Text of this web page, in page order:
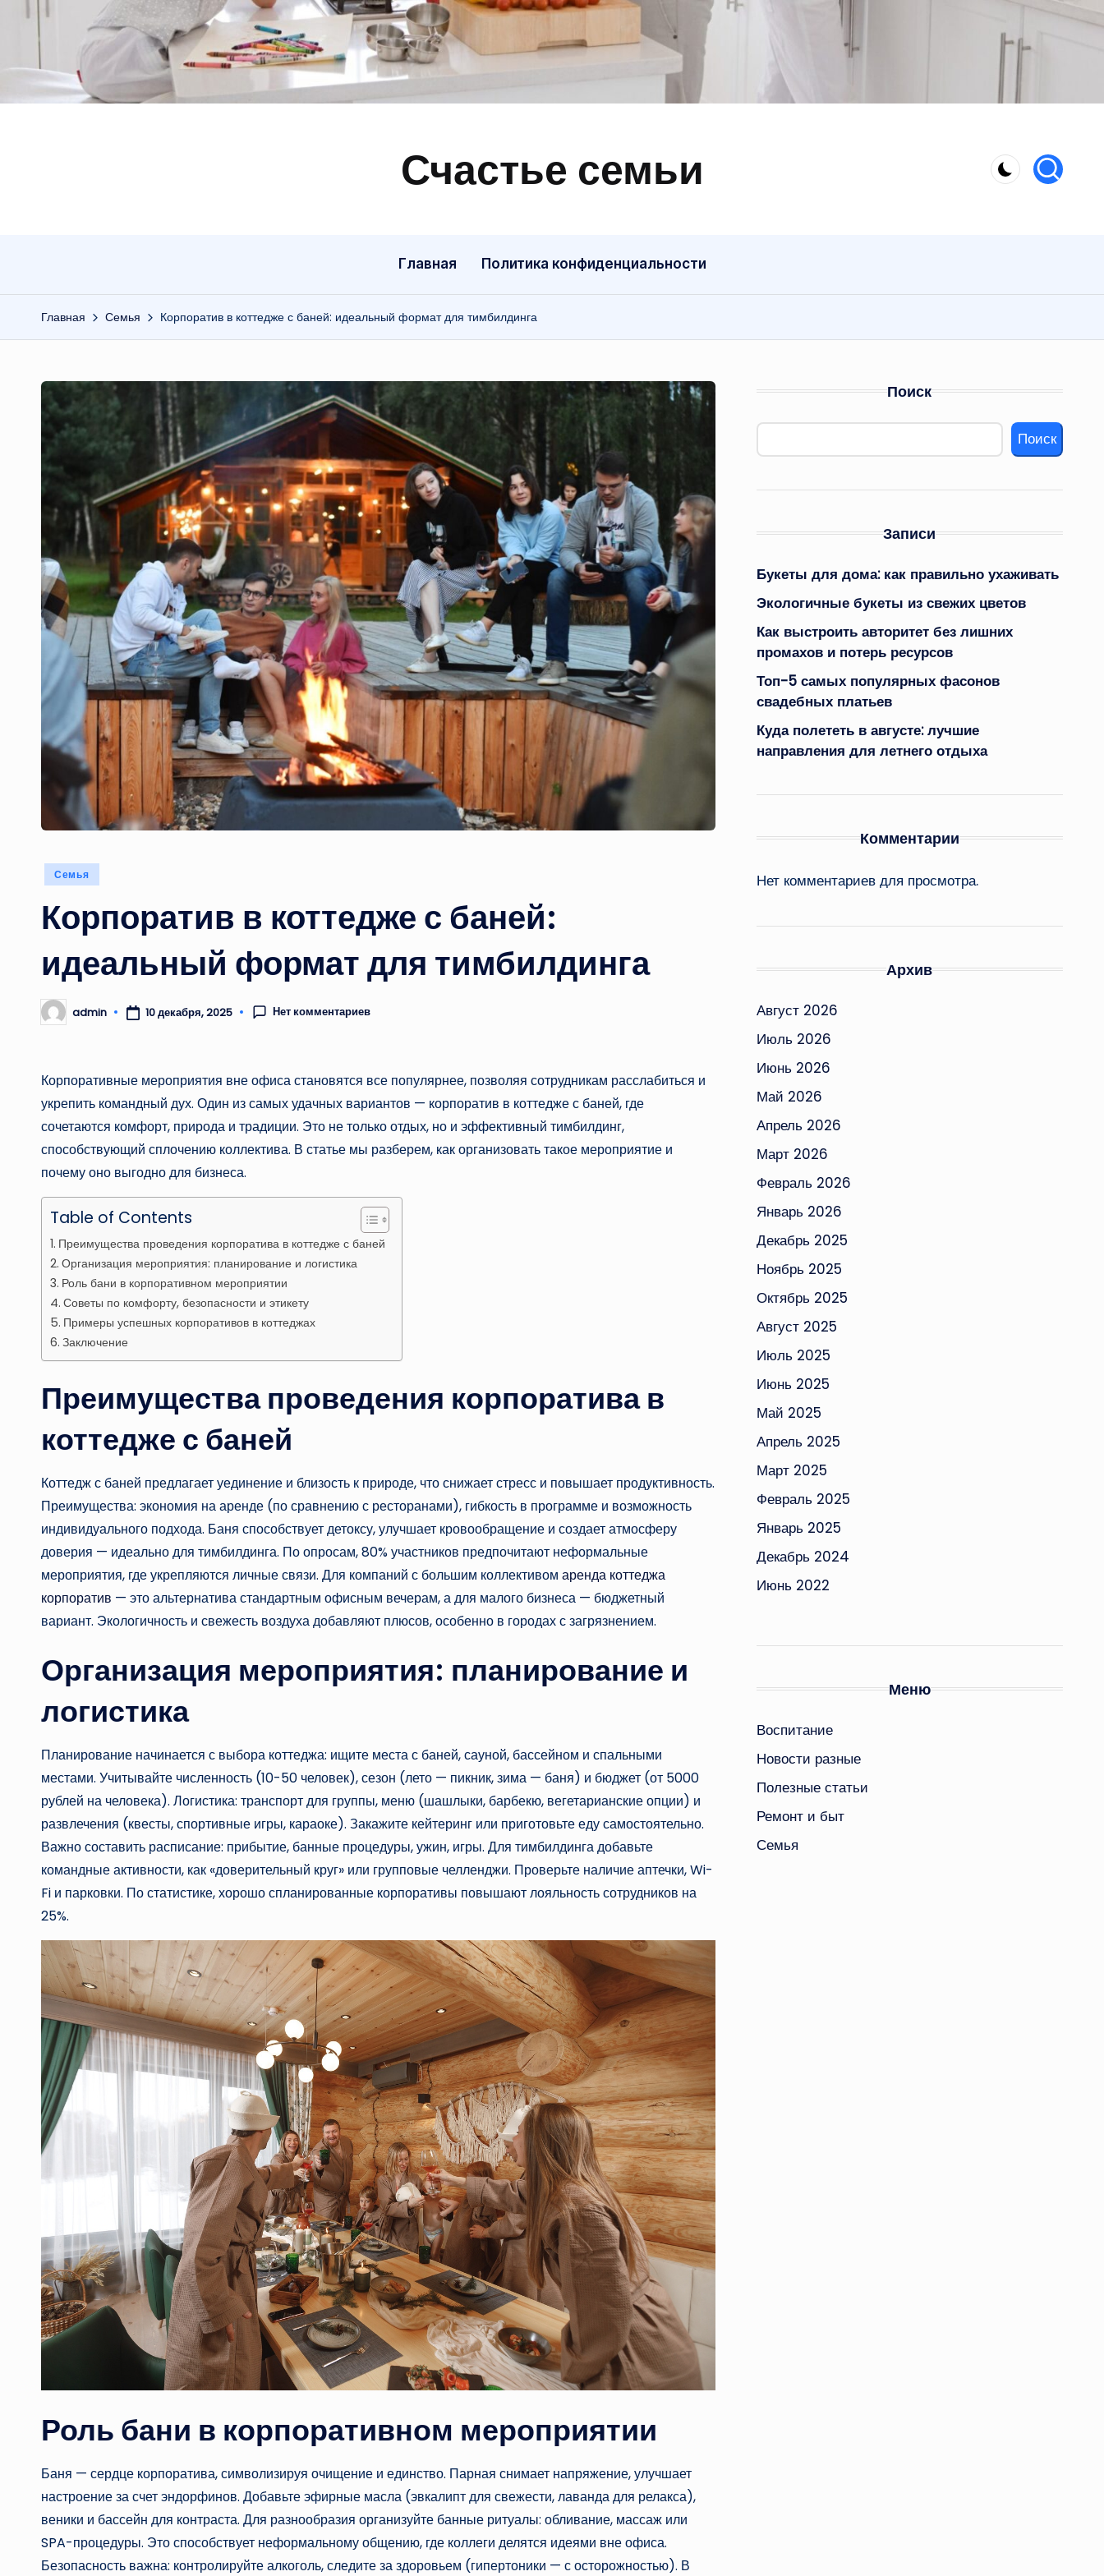
Счастье семьи
Быт,
Главная Политика конфиденциальности
Главная Семья Корпоратив в коттедже с баней: идеальный формат для тимбилдинга
Опубликовано
Семья
Корпоратив в коттедже с баней:
идеальный формат для тимбилдинга
Запись
от
admin 10 декабря, 2025 Нет комментариев
Корпоративные мероприятия вне офиса становятся все популярнее, позволяя сотрудникам расслабиться и
укрепить командный дух. Один из самых удачных вариантов — корпоратив в коттедже с баней, где
сочетаются комфорт, природа и традиции. Это не только отдых, но и эффективный тимбилдинг,
способствующий сплочению коллектива. В статье мы разберем, как организовать такое мероприятие и
почему оно выгодно для бизнеса.
Table of Contents
Преимущества проведения корпоратива в коттедже с баней
Организация мероприятия: планирование и логистика
Роль бани в корпоративном мероприятии
Советы по комфорту, безопасности и этикету
Примеры успешных корпоративов в коттеджах
Заключение
Преимущества проведения корпоратива в
коттедже с баней
Коттедж с баней предлагает уединение и близость к природе, что снижает стресс и повышает продуктивность.
Преимущества: экономия на аренде (по сравнению с ресторанами), гибкость в программе и возможность
индивидуального подхода. Баня способствует детоксу, улучшает кровообращение и создает атмосферу
доверия — идеально для тимбилдинга. По опросам, 80% участников предпочитают неформальные
мероприятия, где укрепляются личные связи. Для компаний с большим коллективом аренда коттеджа
корпоратив — это альтернатива стандартным офисным вечерам, а для малого бизнеса — бюджетный
вариант. Экологичность и свежесть воздуха добавляют плюсов, особенно в городах с загрязнением.
Организация мероприятия: планирование и
логистика
Планирование начинается с выбора коттеджа: ищите места с баней, сауной, бассейном и спальными
местами. Учитывайте численность (10-50 человек), сезон (лето — пикник, зима — баня) и бюджет (от 5000
рублей на человека). Логистика: транспорт для группы, меню (шашлыки, барбекю, вегетарианские опции) и
развлечения (квесты, спортивные игры, караоке). Закажите кейтеринг или приготовьте еду самостоятельно.
Важно составить расписание: прибытие, банные процедуры, ужин, игры. Для тимбилдинга добавьте
командные активности, как «доверительный круг» или групповые челленджи. Проверьте наличие аптечки, Wi-
Fi и парковки. По статистике, хорошо спланированные корпоративы повышают лояльность сотрудников на
25%.
Роль бани в корпоративном мероприятии
Баня — сердце корпоратива, символизируя очищение и единство. Парная снимает напряжение, улучшает
настроение за счет эндорфинов. Добавьте эфирные масла (эвкалипт для свежести, лаванда для релакса),
веники и бассейн для контраста. Для разнообразия организуйте банные ритуалы: обливание, массаж или
SPA-процедуры. Это способствует неформальному общению, где коллеги делятся идеями вне офиса.
Безопасность важна: контролируйте алкоголь, следите за здоровьем (гипертоники — с осторожностью). В
Поиск
Поиск
Записи
Букеты для дома: как правильно ухаживать
Экологичные букеты из свежих цветов
Как выстроить авторитет без лишних
промахов и потерь ресурсов
Топ-5 самых популярных фасонов
свадебных платьев
Куда полететь в августе: лучшие
направления для летнего отдыха
Комментарии
Нет комментариев для просмотра.
Архив
Август 2026
Июль 2026
Июнь 2026
Май 2026
Апрель 2026
Март 2026
Февраль 2026
Январь 2026
Декабрь 2025
Ноябрь 2025
Октябрь 2025
Август 2025
Июль 2025
Июнь 2025
Май 2025
Апрель 2025
Март 2025
Февраль 2025
Январь 2025
Декабрь 2024
Июнь 2022
Меню
Воспитание
Новости разные
Полезные статьи
Ремонт и быт
Семья